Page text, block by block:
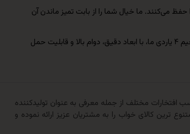
می‌کنند. ما خیال شما را از بابت تمیز ماندن آن
ما شما را به یک خرید تبلیغاتی ترغیب نمی‌کنیم، بلکه دعوت می‌کنیم تا با انتخابی هوشمندانه، کیفیت سفر و دورهمی‌های خود را ارتقا دهید. زیرانداز جاجیم ۴ یاردی ما، با ابعاد دقیق، دوام بالا و قابلیت حمل
و کسب افتخارات مختلف از جمله معرفی به عنوان تولیدکننده
ترین کالای خواب را به مشتریان عزیز ارائه نموده و